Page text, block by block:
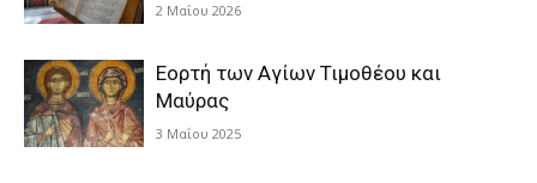
2 Μαΐου 2026
Εορτή των Αγίων Τιμοθέου και
Μαύρας
3 Μαΐου 2025